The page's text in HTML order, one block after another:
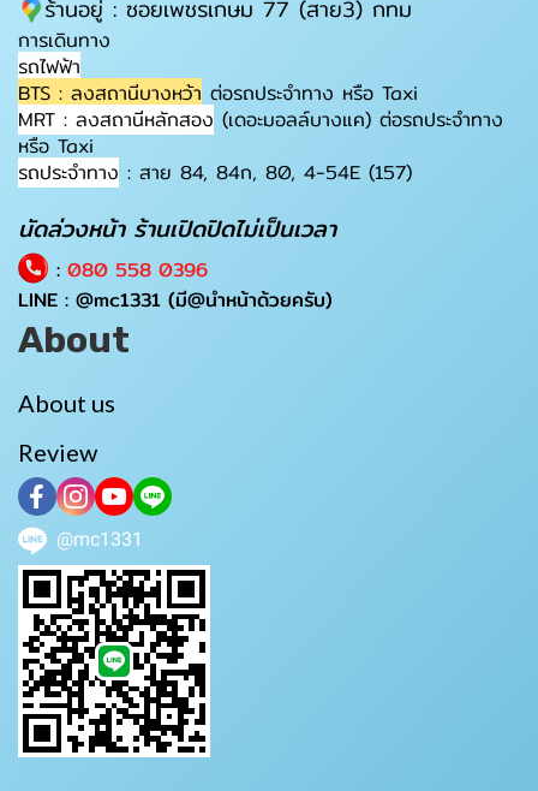
ร้านอยู่ : ซอยเพชรเกษม 77 (สาย3) กทม
การเดินทาง
รถไฟฟ้า
BTS : ลงสถานีบางหว้า ต่อรถประจำทาง หรือ Taxi
MRT : ลงสถานีหลักสอง (เดอะมอลล์บางแค) ต่อรถประจำทาง
หรือ Taxi
รถประจำทาง : สาย 84, 84ก, 80, 4-54E (157)
นัดล่วงหน้า ร้านเปิดปิดไม่เป็นเวลา
: 080 558 0396
LINE : @mc1331 (มี@นำหน้าด้วยครับ)
About
About us
Review
@mc1331